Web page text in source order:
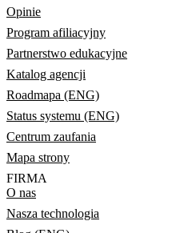
Opinie
Program afiliacyjny
Partnerstwo edukacyjne
Katalog agencji
Roadmapa (ENG)
Status systemu (ENG)
Centrum zaufania
Mapa strony
FIRMA
O nas
Nasza technologia